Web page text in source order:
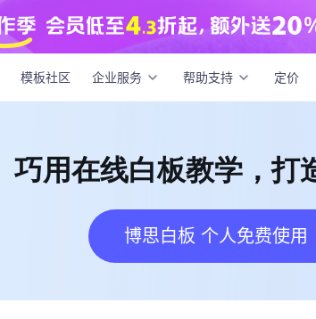
模板社区 企业服务 帮助支持 定价
在线白板教学，打造灵动课堂
巧用在线白板教学，打
博思白板 个人免费使用